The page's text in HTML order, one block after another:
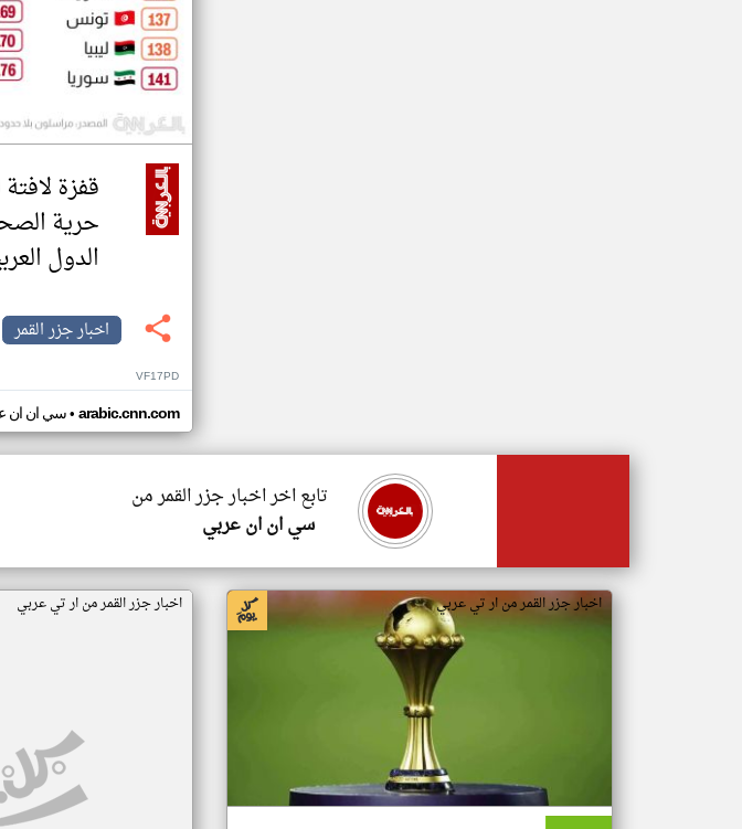
قفزة
حرية
الدول
اخبار جزر القمر
VF17PD
سي ان ان• arabic.cnn.com
تابع اخر اخبار جزر القمر من
سي ان ان عربي
اخبار جزر القمر من ار تي عربي اخبار جزر القمر من ار تي عربي